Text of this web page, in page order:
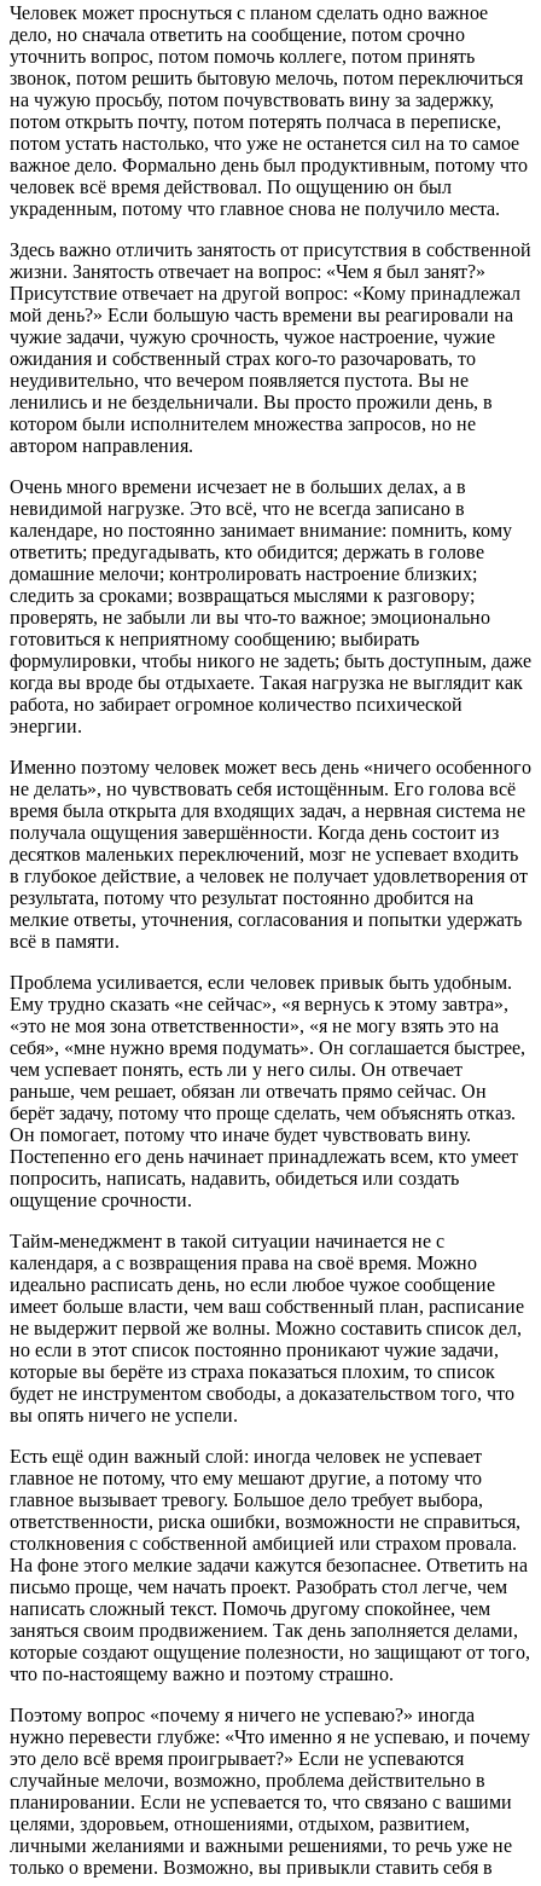
Человек может проснуться с планом сделать одно важное
дело, но сначала ответить на сообщение, потом срочно
уточнить вопрос, потом помочь коллеге, потом принять
звонок, потом решить бытовую мелочь, потом переключиться
на чужую просьбу, потом почувствовать вину за задержку,
потом открыть почту, потом потерять полчаса в переписке,
потом устать настолько, что уже не останется сил на то самое
важное дело. Формально день был продуктивным, потому что
человек всё время действовал. По ощущению он был
украденным, потому что главное снова не получило места.
Здесь важно отличить занятость от присутствия в собственной
жизни. Занятость отвечает на вопрос: «Чем я был занят?»
Присутствие отвечает на другой вопрос: «Кому принадлежал
мой день?» Если большую часть времени вы реагировали на
чужие задачи, чужую срочность, чужое настроение, чужие
ожидания и собственный страх кого-то разочаровать, то
неудивительно, что вечером появляется пустота. Вы не
ленились и не бездельничали. Вы просто прожили день, в
котором были исполнителем множества запросов, но не
автором направления.
Очень много времени исчезает не в больших делах, а в
невидимой нагрузке. Это всё, что не всегда записано в
календаре, но постоянно занимает внимание: помнить, кому
ответить; предугадывать, кто обидится; держать в голове
домашние мелочи; контролировать настроение близких;
следить за сроками; возвращаться мыслями к разговору;
проверять, не забыли ли вы что-то важное; эмоционально
готовиться к неприятному сообщению; выбирать
формулировки, чтобы никого не задеть; быть доступным, даже
когда вы вроде бы отдыхаете. Такая нагрузка не выглядит как
работа, но забирает огромное количество психической
энергии.
Именно поэтому человек может весь день «ничего особенного
не делать», но чувствовать себя истощённым. Его голова всё
время была открыта для входящих задач, а нервная система не
получала ощущения завершённости. Когда день состоит из
десятков маленьких переключений, мозг не успевает входить
в глубокое действие, а человек не получает удовлетворения от
результата, потому что результат постоянно дробится на
мелкие ответы, уточнения, согласования и попытки удержать
всё в памяти.
Проблема усиливается, если человек привык быть удобным.
Ему трудно сказать «не сейчас», «я вернусь к этому завтра»,
«это не моя зона ответственности», «я не могу взять это на
себя», «мне нужно время подумать». Он соглашается быстрее,
чем успевает понять, есть ли у него силы. Он отвечает
раньше, чем решает, обязан ли отвечать прямо сейчас. Он
берёт задачу, потому что проще сделать, чем объяснять отказ.
Он помогает, потому что иначе будет чувствовать вину.
Постепенно его день начинает принадлежать всем, кто умеет
попросить, написать, надавить, обидеться или создать
ощущение срочности.
Тайм-менеджмент в такой ситуации начинается не с
календаря, а с возвращения права на своё время. Можно
идеально расписать день, но если любое чужое сообщение
имеет больше власти, чем ваш собственный план, расписание
не выдержит первой же волны. Можно составить список дел,
но если в этот список постоянно проникают чужие задачи,
которые вы берёте из страха показаться плохим, то список
будет не инструментом свободы, а доказательством того, что
вы опять ничего не успели.
Есть ещё один важный слой: иногда человек не успевает
главное не потому, что ему мешают другие, а потому что
главное вызывает тревогу. Большое дело требует выбора,
ответственности, риска ошибки, возможности не справиться,
столкновения с собственной амбицией или страхом провала.
На фоне этого мелкие задачи кажутся безопаснее. Ответить на
письмо проще, чем начать проект. Разобрать стол легче, чем
написать сложный текст. Помочь другому спокойнее, чем
заняться своим продвижением. Так день заполняется делами,
которые создают ощущение полезности, но защищают от того,
что по-настоящему важно и поэтому страшно.
Поэтому вопрос «почему я ничего не успеваю?» иногда
нужно перевести глубже: «Что именно я не успеваю, и почему
это дело всё время проигрывает?» Если не успеваются
случайные мелочи, возможно, проблема действительно в
планировании. Если не успевается то, что связано с вашими
целями, здоровьем, отношениями, отдыхом, развитием,
личными желаниями и важными решениями, то речь уже не
только о времени. Возможно, вы привыкли ставить себя в